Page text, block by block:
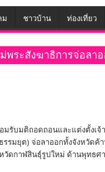
ม ชาวบ้าน ท่องเที่ยว
ระสังฆาธิการจ่อลา
มรับมติถอดถอนและแต่งตั้งเ
รมยุต) จ่อลาออกทั้งจังหวัดค้
วัดกาฬสินธุ์รูปใหม่ ด้านพุทธ